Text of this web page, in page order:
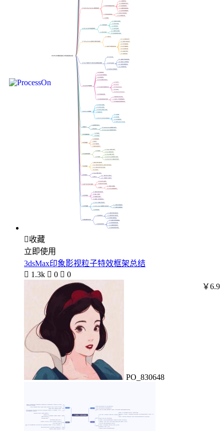
收藏
立即使用
3dsMax印象影视粒子特效框架总结
 1.3k  0  0
PO_830648
￥6.9